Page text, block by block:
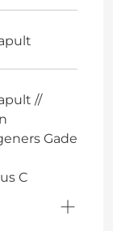
//
Gade
C